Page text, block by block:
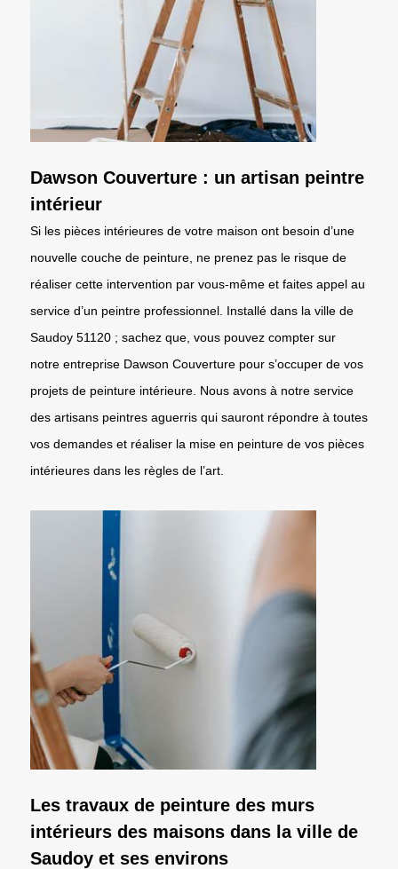
Dawson Couverture : un artisan peintre
intérieur
Si les pièces intérieures de votre maison ont besoin d’une
nouvelle couche de peinture, ne prenez pas le risque de
réaliser cette intervention par vous-même et faites appel au
service d’un peintre professionnel. Installé dans la ville de
Saudoy 51120 ; sachez que, vous pouvez compter sur
notre entreprise Dawson Couverture pour s’occuper de vos
projets de peinture intérieure. Nous avons à notre service
des artisans peintres aguerris qui sauront répondre à toutes
vos demandes et réaliser la mise en peinture de vos pièces
intérieures dans les règles de l’art.
Les travaux de peinture des murs
intérieurs des maisons dans la ville de
Saudoy et ses environs